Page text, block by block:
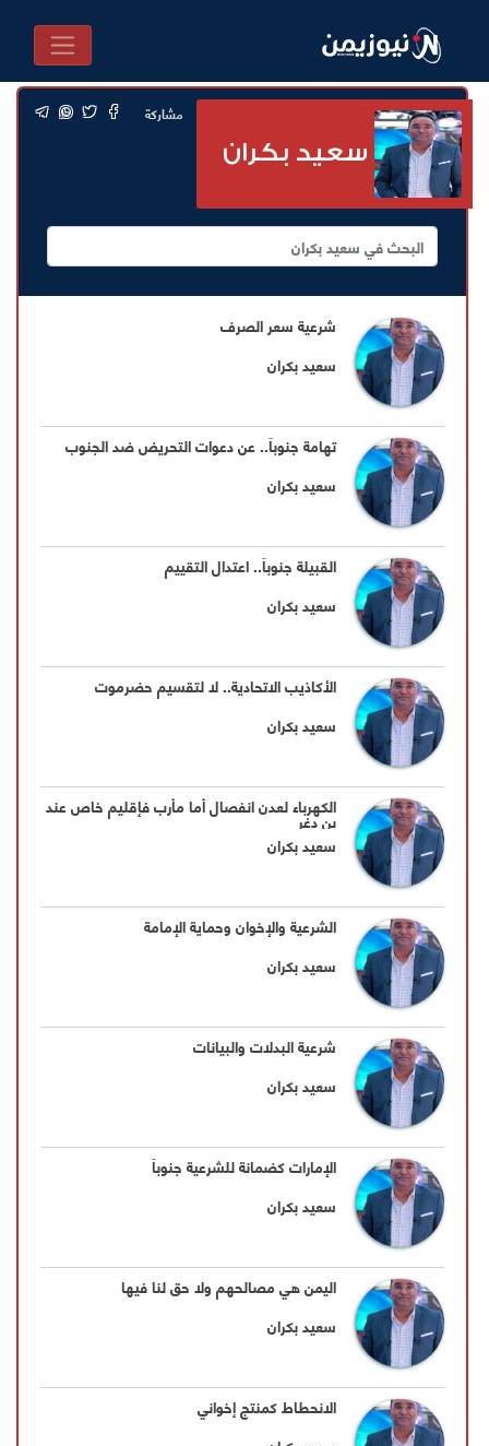
سعيد بكران
مشاركة
شرعية سعر الصرف
سعيد بكران
تهامة جنوباً.. عن دعوات التحريض ضد الجنوب
سعيد بكران
القبيلة جنوباً.. اعتدال التقييم
سعيد بكران
الأكاذيب الاتحادية.. لا لتقسيم حضرموت
سعيد بكران
الكهرباء لعدن انفصال أما مأرب فإقليم خاص عند
بن دغر
سعيد بكران
الشرعية والإخوان وحماية الإمامة
سعيد بكران
شرعية البدلات والبيانات
سعيد بكران
الإمارات كضمانة للشرعية جنوباً
سعيد بكران
اليمن هي مصالحهم ولا حق لنا فيها
سعيد بكران
الانحطاط كمنتج إخواني